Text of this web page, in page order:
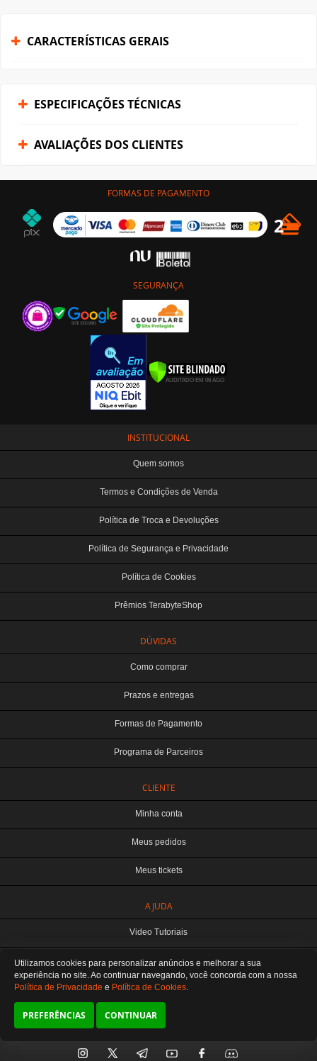
CARACTERÍSTICAS GERAIS
ESPECIFICAÇÕES TÉCNICAS
AVALIAÇÕES DOS CLIENTES
FORMAS DE PAGAMENTO
SEGURANÇA
INSTITUCIONAL
Quem somos
Termos e Condições de Venda
Política de Troca e Devoluções
Política de Segurança e Privacidade
Política de Cookies
Prêmios TerabyteShop
DÚVIDAS
Como comprar
Prazos e entregas
Formas de Pagamento
Programa de Parceiros
CLIENTE
Minha conta
Meus pedidos
Meus tickets
AJUDA
Video Tutoriais
Manuseio do Produto
Fale Conosco
SIGA-NOS
TERABYTE ATACADO E VAREJO DE PRODUTOS DE INFORMATICA LTDA
CNPJ: 07.993.973/0001-18 | Curitiba-PR
do Google se aplicam.
De segunda a sexta das 8:30 às 12H / 13H às 18H
SOMOS E-COMMERCE - NÃO TEMOS ATENDIMENTO LOCAL
Preferências de cookies
Utilizamos cookies para personalizar anúncios e melhorar a sua
experiência no site. Ao continuar navegando, você concorda com a nossa
Política de Privacidade e Política de Cookies.
PREFERÊNCIAS CONTINUAR